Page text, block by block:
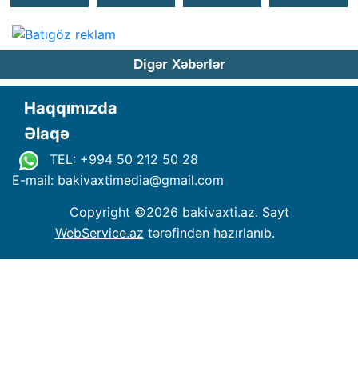
Digər Xəbərlər
Haqqımızda
Əlaqə
TEL: +994 50 212 50 28
E-mail: bakivaxtimedia@gmail.com
Copyright ©2026 bakivaxti.az. Sayt
WebService.az tərəfindən hazırlanıb.